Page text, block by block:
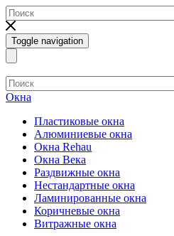
Toggle navigation
Окна
Пластиковые окна
Алюминиевые окна
Окна Rehau
Окна Века
Раздвижные окна
Нестандартные окна
Ламинированные окна
Коричневые окна
Витражные окна